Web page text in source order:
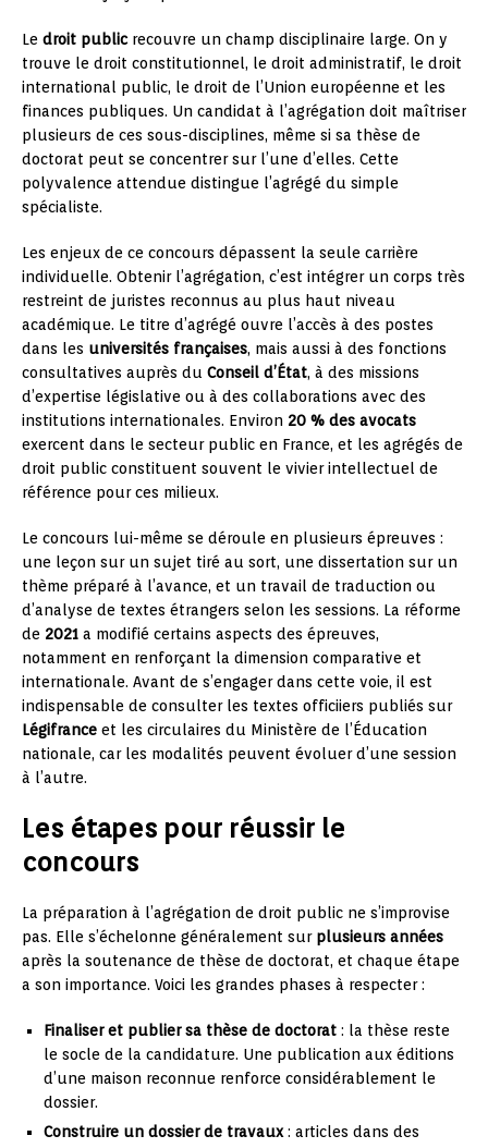
Le droit publicrecouvre un champ disciplinaire large. On y
trouve le droit constitutionnel, le droit administratif, le droit
international public, le droit de l’Union européenne et les
finances publiques. Un candidat à l’agrégation doit maîtriser
plusieurs de ces sous-disciplines, même si sa thèse de
doctorat peut se concentrer sur l’une d’elles. Cette
polyvalence attendue distingue l’agrégé du simple
spécialiste.
Les enjeux de ce concours dépassent la seule carrière
individuelle. Obtenir l’agrégation, c’est intégrer un corps très
restreint de juristes reconnus au plus haut niveau
académique. Le titre d’agrégé ouvre l’accès à des postes
dans les universités françaises, mais aussi à des fonctions
consultatives auprès du Conseil d’État, à des missions
d’expertise législative ou à des collaborations avec des
institutions internationales. Environ 20 % des avocats
exercent dans le secteur public en France, et les agrégés de
droit public constituent souvent le vivier intellectuel de
référence pour ces milieux.
Le concours lui-même se déroule en plusieurs épreuves :
une leçon sur un sujet tiré au sort, une dissertation sur un
thème préparé à l’avance, et un travail de traduction ou
d’analyse de textes étrangers selon les sessions. La réforme
de 2021 a modifié certains aspects des épreuves,
notamment en renforçant la dimension comparative et
internationale. Avant de s’engager dans cette voie, il est
indispensable de consulter les textes officiiers publiés sur
Légifrance et les circulaires du Ministère de l’Éducation
nationale, car les modalités peuvent évoluer d’une session
à l’autre.
Les étapes pour réussir le
concours
La préparation à l’agrégation de droit public ne s’improvise
pas. Elle s’échelonne généralement sur plusieurs années
après la soutenance de thèse de doctorat, et chaque étape
a son importance. Voici les grandes phases à respecter :
Finaliser et publier sa thèse de doctorat : la thèse reste
le socle de la candidature. Une publication aux éditions
d’une maison reconnue renforce considérablement le
dossier.
Construire un dossier de travaux: articles dans des